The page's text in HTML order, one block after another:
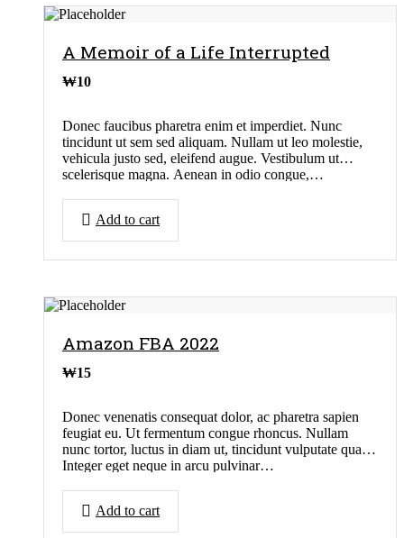
A Memoir of a Life Interrupted
₩10
Donec faucibus pharetra enim et imperdiet. Nunc
tincidunt ut sem sed aliquam. Nullam ut leo molestie,
vehicula justo sed, eleifend augue. Vestibulum ut
scelerisque magna. Aenean in odio congue,…
Add to cart
Amazon FBA 2022
₩15
Donec venenatis consequat dolor, ac pharetra sapien
feugiat eu. Ut fermentum congue rhoncus. Nullam
nunc tortor, luctus in diam ut, tincidunt vulputate quam.
Integer eget neque in arcu pulvinar…
Add to cart